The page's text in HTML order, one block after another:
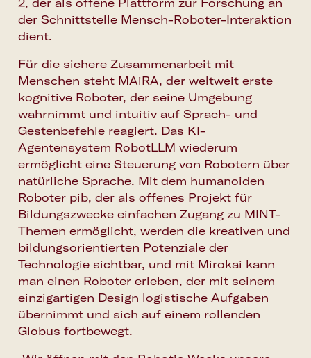
2, der als offene Plattform zur Forschung an
der Schnittstelle Mensch-Roboter-Interaktion
dient.
Für die sichere Zusammenarbeit mit
Menschen steht MAiRA, der weltweit erste
kognitive Roboter, der seine Umgebung
wahrnimmt und intuitiv auf Sprach- und
Gestenbefehle reagiert. Das KI-
Agentensystem RobotLLM wiederum
ermöglicht eine Steuerung von Robotern über
natürliche Sprache. Mit dem humanoiden
Roboter pib, der als offenes Projekt für
Bildungszwecke einfachen Zugang zu MINT-
Themen ermöglicht, werden die kreativen und
bildungsorientierten Potenziale der
Technologie sichtbar, und mit Mirokai kann
man einen Roboter erleben, der mit seinem
einzigartigen Design logistische Aufgaben
übernimmt und sich auf einem rollenden
Globus fortbewegt.